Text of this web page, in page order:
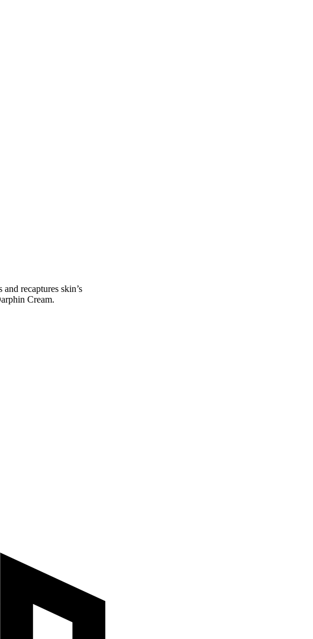
recaptures skin’s
Cream.